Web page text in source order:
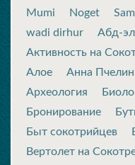
Mumi
Noget
wadi dirhur
Абд-
Активность на
Алое
Анна
Археология
Бронирование
Быт сокотрийцев
Вертолет на